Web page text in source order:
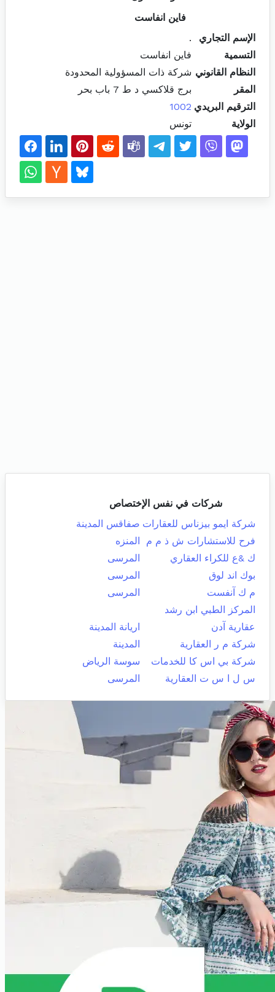
فاين انفاست
الإسم التجاري
.
التسمية
فاين انفاست
النظام القانوني شركة ذات المسؤولية المحدودة
المقر
برج قلاكسي د ط 7 باب بحر
الترقيم البريدي 1002
الولاية
تونس
شركات في نفس الإختصاص
شركة ايمو بيزناس للعقارات صفاقس المدينة
فرح للاستشارات ش ذ م م
المنزه
ك &ع للكراء العقاري
المرسى
بوك اند لوق
المرسى
م ك آنفست
المرسى
المركز الطبي ابن رشد
عقارية آدن
اريانة المدينة
شركة م ر العقارية
المدينة
شركة بي اس كا للخدمات
سوسة الرياض
س ل ا س ت العقارية
المرسى